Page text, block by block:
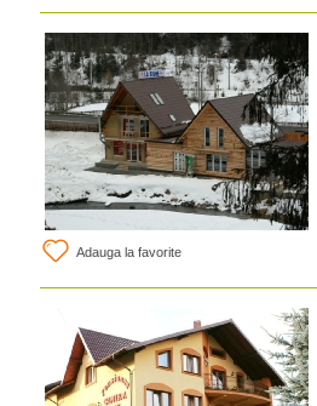
Adauga la favorite